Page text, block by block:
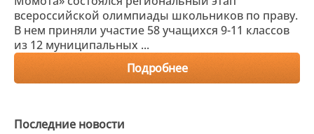
всероссийской олимпиады школьников по праву.
В нем приняли участие 58 учащихся 9-11 классов
из 12 муниципальных ...
Подробнее
Последние новости